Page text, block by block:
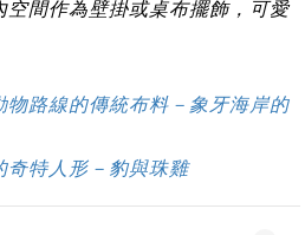
間作為壁掛或桌布擺飾，可愛
物路線的傳統布料－象牙海岸的
奇特人形－豹與珠雞